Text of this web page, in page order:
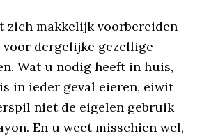
zich makkelijk voorbereiden
voor dergelijke gezellige
Wat u nodig heeft in huis,
in ieder geval eieren, eiwit
niet de eigelen gebruik
En u weet misschien wel,